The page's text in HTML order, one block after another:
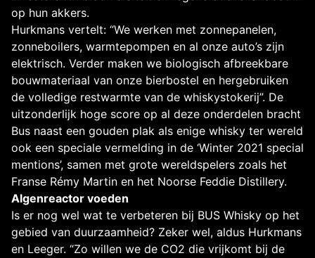
op hun akkers.
Hurkmans vertelt: “We werken met zonnepanelen,
zonneboilers, warmtepompen en al onze auto’s zijn
elektrisch. Verder maken we biologisch afbreekbare
bouwmateriaal van onze bierbostel en hergebruiken
de volledige restwarmte van de whiskystokerij”. De
uitzonderlijk hoge score op al deze onderdelen bracht
Bus naast een gouden plak als enige whisky ter wereld
ook een speciale vermelding in de ‘Winter 2021 special
mentions’, samen met grote wereldspelers zoals het
Franse Rémy Martin en het Noorse Feddie Distillery.
Algenreactor voeden
Is er nog wel wat te verbeteren bij BUS Whisky op het
gebied van duurzaamheid? Zeker wel, aldus Hurkmans
en Leeger. “Zo willen we de CO2 die vrijkomt bij de